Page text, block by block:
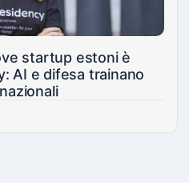
startup estoni è
AI e difesa trainano